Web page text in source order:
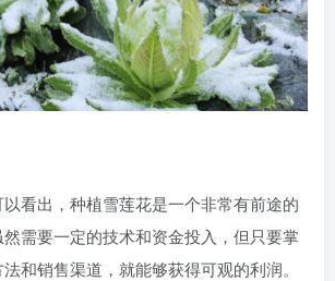
看出，种植雪莲花是一个非常有前途的
需要一定的技术和资金投入，但只要掌
和销售渠道，就能够获得可观的利润。